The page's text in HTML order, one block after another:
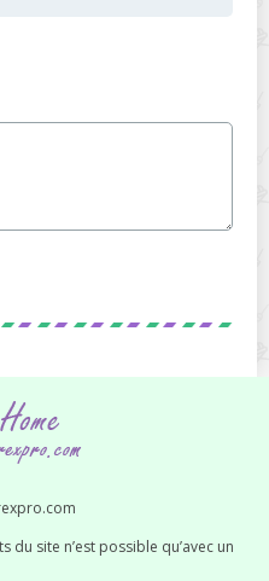
du site n’est possible qu’avec un